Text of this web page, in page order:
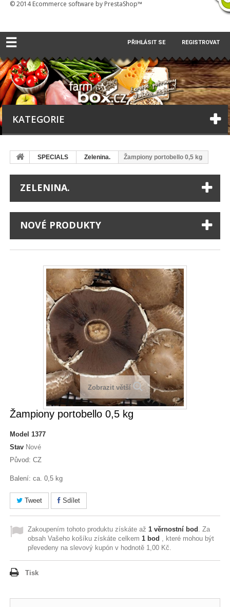
© 2014Ecommerce software by PrestaShop™
☰ PŘIHLÁSIT SE REGISTROVAT
KATEGORIE
SPECIALS Zelenina. Žampiony portobello 0,5 kg
ZELENINA.
NOVÉ PRODUKTY
Zobrazit větší
Žampiony portobello 0,5 kg
Model 1377
Stav Nové
Původ: CZ
Balení: ca. 0,5 kg
Tweet Sdílet
Zakoupením tohoto produktu získáte až1 věrnostní bod . Za
obsah Vašeho košíku získáte celkem1 bod , které mohou být
převedeny na slevový kupón v hodnotě 1,00 Kč.
Tisk